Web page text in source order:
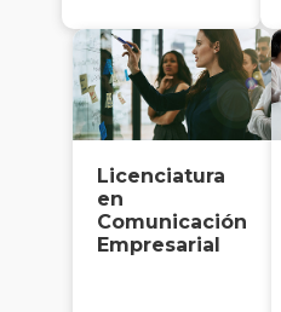
Licenciatura
en
Comunicación
Empresarial